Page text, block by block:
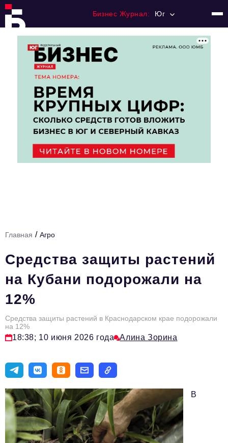
Бизнес Журнал: Юг
Франчайзинг
Номера журнала
Категории:
Финансы
Стиль жизни
Цитаты
Аналитика
Главное
Интервью
Сделано в России
Точки роста
Авто
Персона
Инвестиции
Главная / Агро
Средства защиты растений
на Кубани подорожали на
12%
Средства защиты растений в Краснодарском крае подорожали
на 12%
18:38; 10 июня 2026 года Алина Зорина
В